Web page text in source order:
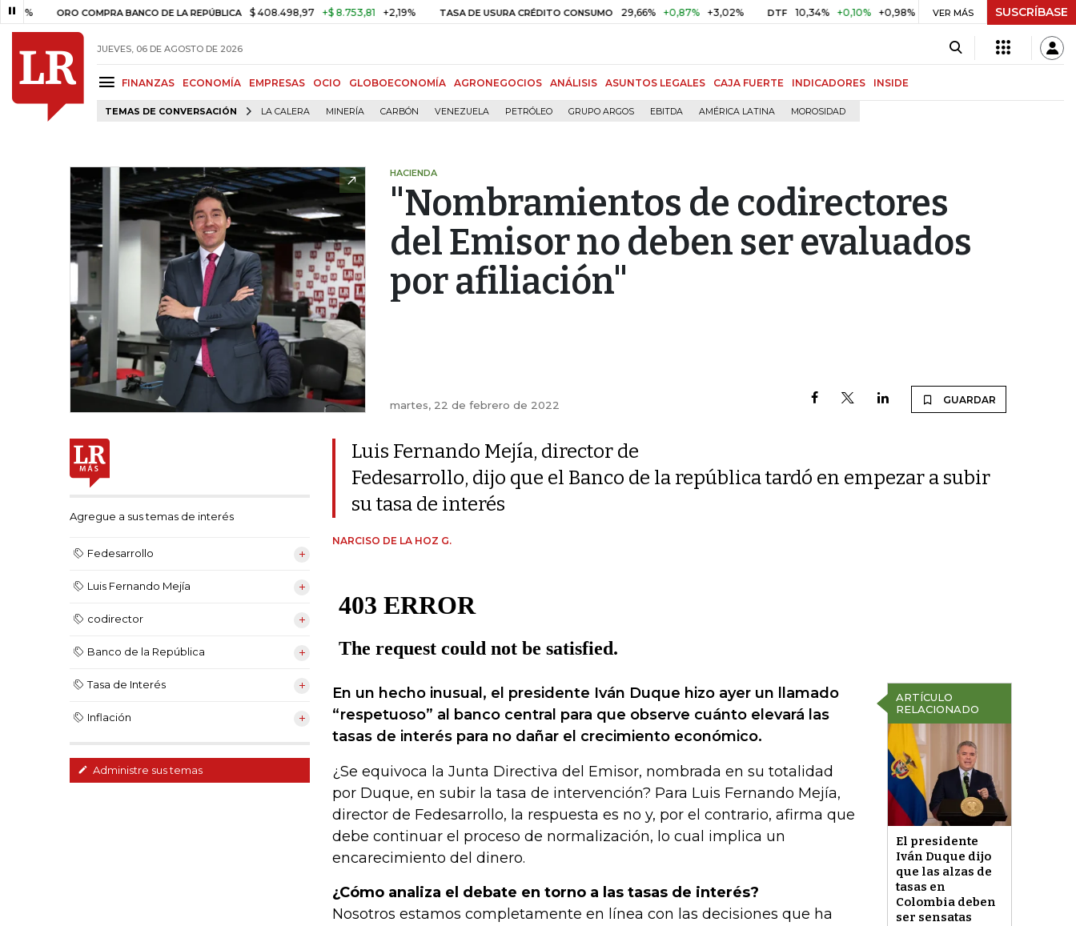
ORO COMPRA BANCO DE LA REPÚBLICA $ 408.498,97 +$ 8.753,81 +2,19% TASA DE USURA CRÉDITO CONSUMO 29,66% +0,87% +3,02% DTF 10,34% +0,10% +0,98% UVR $ 416,86 +$ 0,05 +0,01%
VER MÁS SUSCRÍBASE
JUEVES, 06 DE AGOSTO DE 2026
FINANZAS ECONOMÍA EMPRESAS OCIO GLOBOECONOMÍA AGRONEGOCIOS ANÁLISIS ASUNTOS LEGALES CAJA FUERTE INDICADORES INSIDE
TEMAS DE CONVERSACIÓN LA CALERA MINERÍA CARBÓN VENEZUELA PETRÓLEO GRUPO ARGOS EBITDA AMÉRICA LATINA MOROSIDAD
HACIENDA
"Nombramientos de codirectores
del Emisor no deben ser evaluados
por afiliación"
martes, 22 de febrero de 2022 GUARDAR
Agregue a sus temas de interés
Fedesarrollo
Luis Fernando Mejía
codirector
Banco de la República
Tasa de Interés
Inflación
Administre sus temas
Luis Fernando Mejía, director de
Fedesarrollo, dijo que el Banco de la república tardó en empezar a subir
su tasa de interés
NARCISO DE LA HOZ G.
ARTÍCULO
RELACIONADO
El presidente
Iván Duque dijo
que las alzas de
tasas en
Colombia deben
ser sensatas
En un hecho inusual, el presidente Iván Duque hizo ayer un llamado
“respetuoso” al banco central para que observe cuánto elevará las
tasas de interés para no dañar el crecimiento económico.
¿Se equivoca la Junta Directiva del Emisor, nombrada en su totalidad
por Duque, en subir la tasa de intervención? Para Luis Fernando Mejía,
director de Fedesarrollo, la respuesta es no y, por el contrario, afirma que
debe continuar el proceso de normalización, lo cual implica un
encarecimiento del dinero.
¿Cómo analiza el debate en torno a las tasas de interés?
Nosotros estamos completamente en línea con las decisiones que ha